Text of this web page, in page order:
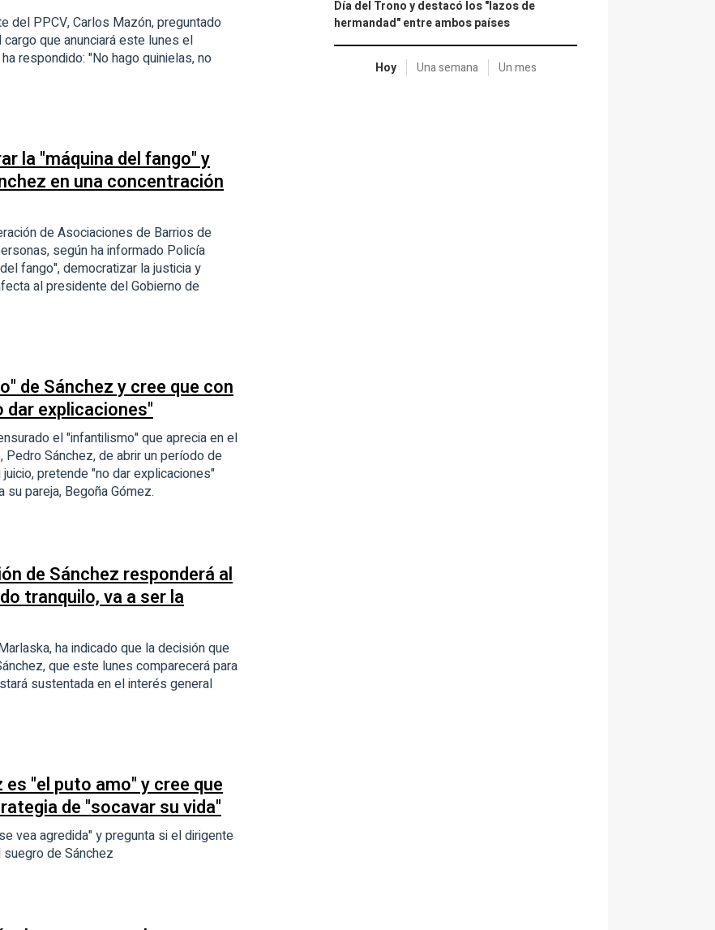
del PPCV, Carlos Mazón, preguntado
que anunciará este lunes el
respondido: "No hago quinielas, no
la "máquina del fango" y
en una concentración
de Asociaciones de Barrios de
según ha informado Policía
fango", democratizar la justicia y
al presidente del Gobierno de
de Sánchez y cree que con
dar explicaciones"
el "infantilismo" que aprecia en el
Sánchez, de abrir un período de
pretende "no dar explicaciones"
pareja, Begoña Gómez.
de Sánchez responderá al
tranquilo, va a ser la
ha indicado que la decisión que
que este lunes comparecerá para
sustentada en el interés general
"el puto amo" y cree que
de "socavar su vida"
vea agredida" y pregunta si el dirigente
de Sánchez
Día del Trono y destacó los "lazos de
hermandad" entre ambos países
Hoy Una semana Un mes